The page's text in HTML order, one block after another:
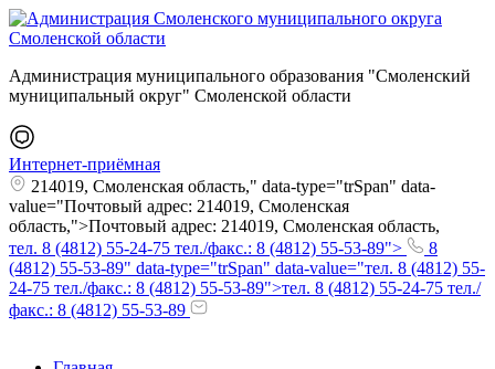
Администрация муниципального образования "Смоленский
муниципальный округ" Смоленской области
Интернет-приёмная
214019, Смоленская область," data-type="trSpan" data-
value="Почтовый адрес: 214019, Смоленская
область,">Почтовый адрес: 214019, Смоленская область,
тел. 8 (4812) 55-24-75 тел./факс.: 8 (4812) 55-53-89">
8
(4812) 55-53-89" data-type="trSpan" data-value="тел. 8 (4812) 55-
24-75 тел./факс.: 8 (4812) 55-53-89">тел. 8 (4812) 55-24-75 тел./
факс.: 8 (4812) 55-53-89